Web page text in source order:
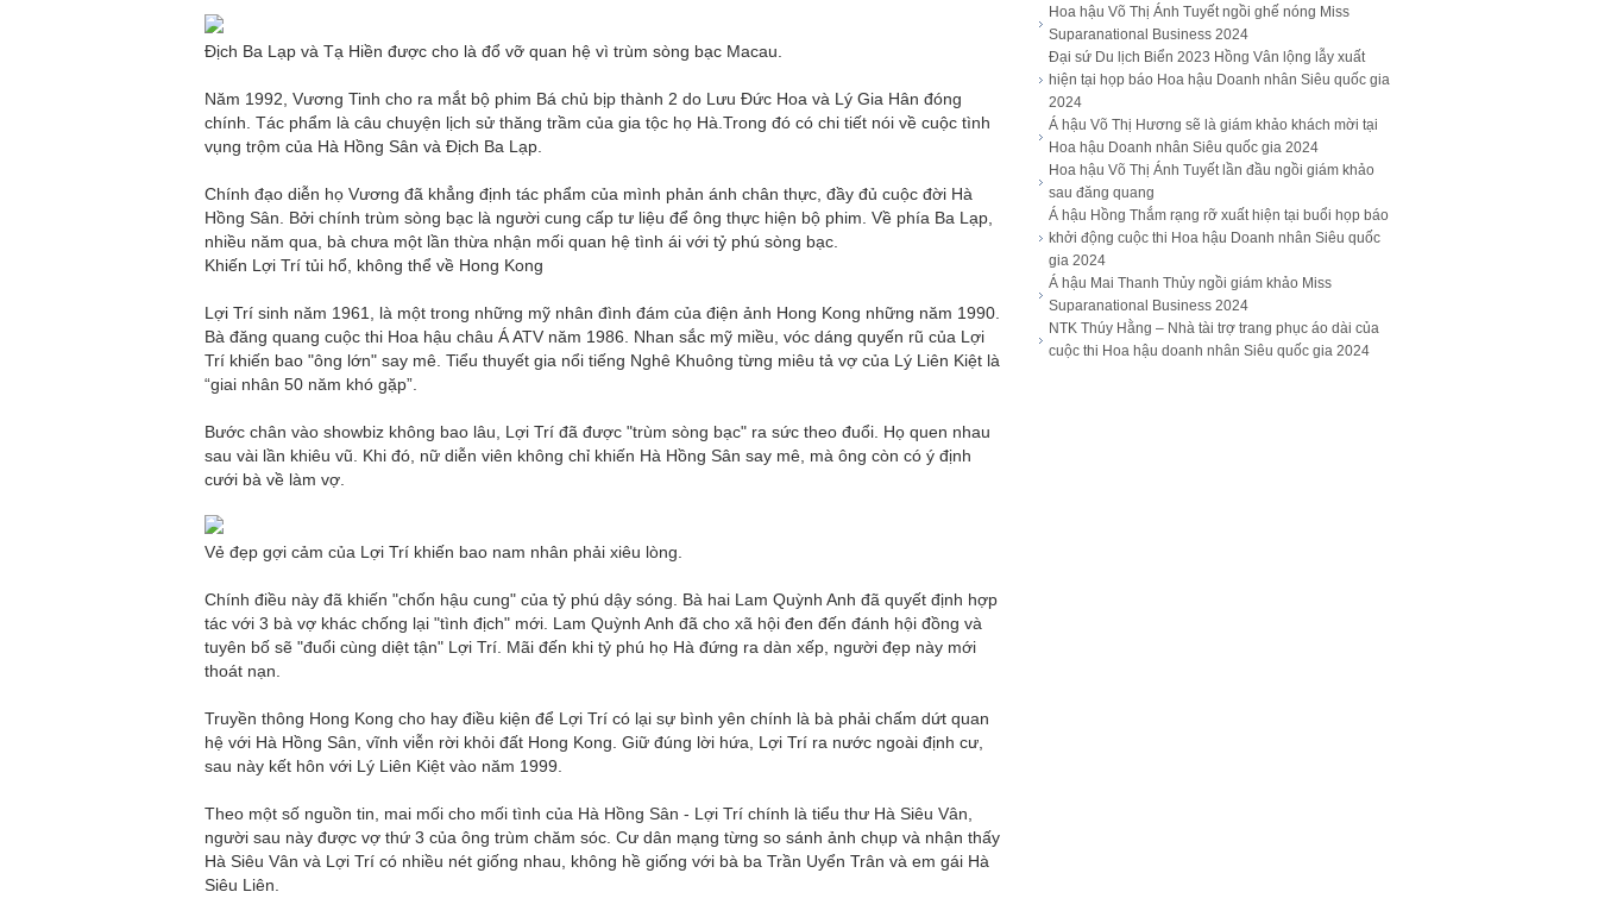
Địch Ba Lạp và Tạ Hiền được cho là đổ vỡ quan hệ vì trùm sòng bạc Macau.
Năm 1992, Vương Tinh cho ra mắt bộ phim Bá chủ bịp thành 2 do Lưu Đức Hoa và Lý Gia Hân đóng
chính. Tác phẩm là câu chuyện lịch sử thăng trầm của gia tộc họ Hà.Trong đó có chi tiết nói về cuộc tình
vụng trộm của Hà Hồng Sân và Địch Ba Lạp.
Chính đạo diễn họ Vương đã khẳng định tác phẩm của mình phản ánh chân thực, đầy đủ cuộc đời Hà
Hồng Sân. Bởi chính trùm sòng bạc là người cung cấp tư liệu để ông thực hiện bộ phim. Về phía Ba Lạp,
nhiều năm qua, bà chưa một lần thừa nhận mối quan hệ tình ái với tỷ phú sòng bạc.
Khiến Lợi Trí tủi hổ, không thể về Hong Kong
Lợi Trí sinh năm 1961, là một trong những mỹ nhân đình đám của điện ảnh Hong Kong những năm 1990.
Bà đăng quang cuộc thi Hoa hậu châu Á ATV năm 1986. Nhan sắc mỹ miều, vóc dáng quyến rũ của Lợi
Trí khiến bao "ông lớn" say mê. Tiểu thuyết gia nổi tiếng Nghê Khuông từng miêu tả vợ của Lý Liên Kiệt là
“giai nhân 50 năm khó gặp”.
Bước chân vào showbiz không bao lâu, Lợi Trí đã được "trùm sòng bạc" ra sức theo đuổi. Họ quen nhau
sau vài lần khiêu vũ. Khi đó, nữ diễn viên không chỉ khiến Hà Hồng Sân say mê, mà ông còn có ý định
cưới bà về làm vợ.
Vẻ đẹp gợi cảm của Lợi Trí khiến bao nam nhân phải xiêu lòng.
Chính điều này đã khiến "chốn hậu cung" của tỷ phú dậy sóng. Bà hai Lam Quỳnh Anh đã quyết định hợp
tác với 3 bà vợ khác chống lại "tình địch" mới. Lam Quỳnh Anh đã cho xã hội đen đến đánh hội đồng và
tuyên bố sẽ "đuổi cùng diệt tận" Lợi Trí. Mãi đến khi tỷ phú họ Hà đứng ra dàn xếp, người đẹp này mới
thoát nạn.
Truyền thông Hong Kong cho hay điều kiện để Lợi Trí có lại sự bình yên chính là bà phải chấm dứt quan
hệ với Hà Hồng Sân, vĩnh viễn rời khỏi đất Hong Kong. Giữ đúng lời hứa, Lợi Trí ra nước ngoài định cư,
sau này kết hôn với Lý Liên Kiệt vào năm 1999.
Theo một số nguồn tin, mai mối cho mối tình của Hà Hồng Sân - Lợi Trí chính là tiểu thư Hà Siêu Vân,
người sau này được vợ thứ 3 của ông trùm chăm sóc. Cư dân mạng từng so sánh ảnh chụp và nhận thấy
Hà Siêu Vân và Lợi Trí có nhiều nét giống nhau, không hề giống với bà ba Trần Uyển Trân và em gái Hà
Siêu Liên.
Hoa hậu Võ Thị Ánh Tuyết ngồi ghế nóng Miss
Suparanational Business 2024
Đại sứ Du lịch Biển 2023 Hồng Vân lộng lẫy xuất
hiện tại họp báo Hoa hậu Doanh nhân Siêu quốc gia
2024
Á hậu Võ Thị Hương sẽ là giám khảo khách mời tại
Hoa hậu Doanh nhân Siêu quốc gia 2024
Hoa hậu Võ Thị Ánh Tuyết lần đầu ngồi giám khảo
sau đăng quang
Á hậu Hồng Thắm rạng rỡ xuất hiện tại buổi họp báo
khởi động cuộc thi Hoa hậu Doanh nhân Siêu quốc
gia 2024
Á hậu Mai Thanh Thủy ngồi giám khảo Miss
Suparanational Business 2024
NTK Thúy Hằng – Nhà tài trợ trang phục áo dài của
cuộc thi Hoa hậu doanh nhân Siêu quốc gia 2024